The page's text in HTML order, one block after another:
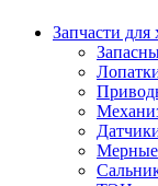
Запчасти для
Мерные